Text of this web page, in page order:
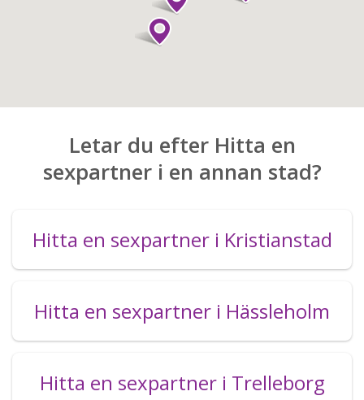
Letar du efter Hitta en
sexpartner i en annan stad?
Hitta en sexpartner i Kristianstad
Hitta en sexpartner i Hässleholm
Hitta en sexpartner i Trelleborg